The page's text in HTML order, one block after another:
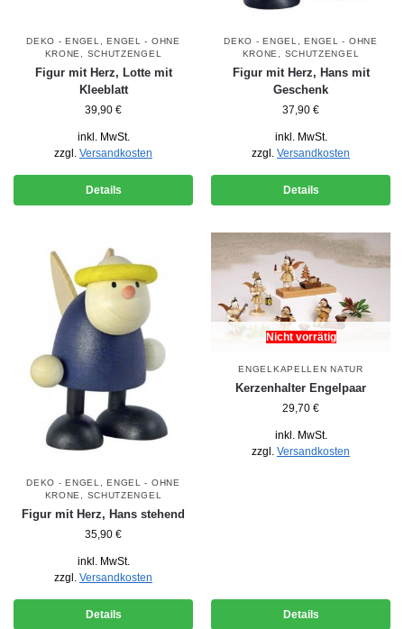
DEKO - ENGEL, ENGEL - OHNE
KRONE, SCHUTZENGEL
Figur mit Herz, Lotte mit
Kleeblatt
39,90 €
inkl. MwSt.
zzgl. Versandkosten
Details
DEKO - ENGEL, ENGEL - OHNE
KRONE, SCHUTZENGEL
Figur mit Herz, Hans mit
Geschenk
37,90 €
inkl. MwSt.
zzgl. Versandkosten
Details
DEKO - ENGEL ,ENGEL - OHNE
KRONE
SCHUTZENGEL
Figur mit Herz, Hans stehend
35,90 €
inkl. MwSt.
zzgl. Versandkosten
Details
Nicht vorrätig
ENGELKAPELLEN NATUR
Kerzenhalter Engelpaar
29,70 €
inkl. MwSt.
zzgl. Versandkosten
Details